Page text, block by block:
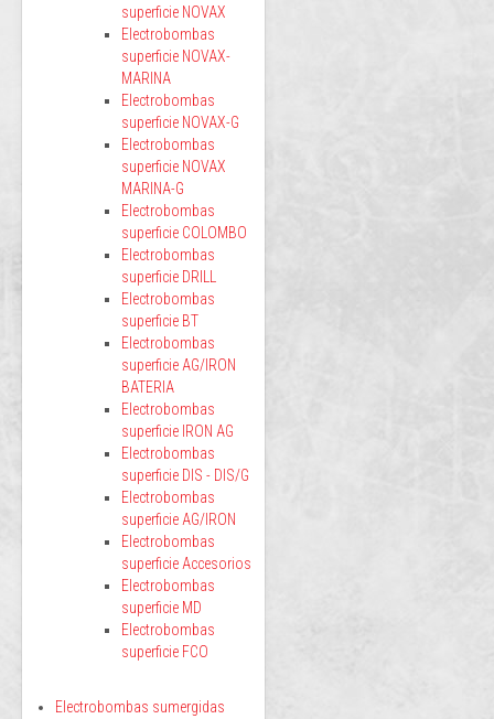
superficie NOVAX
Electrobombas
superficie NOVAX-
MARINA
Electrobombas
superficie NOVAX-G
Electrobombas
superficie NOVAX
MARINA-G
Electrobombas
superficie COLOMBO
Electrobombas
superficie DRILL
Electrobombas
superficie BT
Electrobombas
superficie AG/IRON
BATERIA
Electrobombas
superficie IRON AG
Electrobombas
superficie DIS - DIS/G
Electrobombas
superficie AG/IRON
Electrobombas
superficie Accesorios
Electrobombas
superficie MD
Electrobombas
superficie FCO
Electrobombas sumergidas